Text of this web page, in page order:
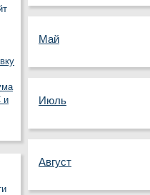
и
Май
Июль
Август